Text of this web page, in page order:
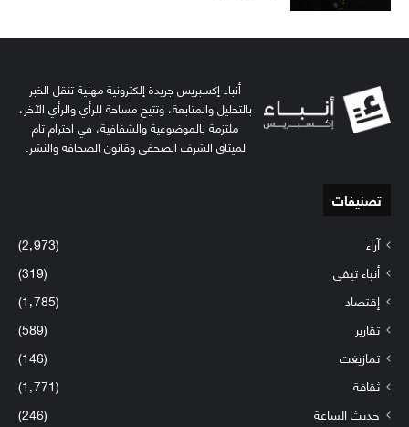
أنباء إكسبريس جريدة إلكترونية مهنية تنقل الخبر
بالتحليل والمتابعة، وتتيح مساحة للرأي والرأي الآخر،
ملتزمة بالموضوعية والشفافية، في احترام تام
لميثاق الشرف الصحفي وقانون الصحافة والنشر.
تصنيفات
آراء
(2٬973)
أنباء تيفي
(319)
إقتصاد
(1٬785)
تقارير
(589)
تمازيغت
(146)
ثقافة
(1٬771)
حديث الساعة
(246)